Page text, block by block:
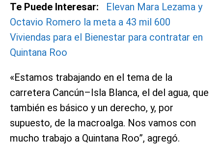
Te Puede Interesar:
Elevan Mara Lezama y
Octavio Romero la meta a 43 mil 600
Viviendas para el Bienestar para contratar en
Quintana Roo
«Estamos trabajando en el tema de la
carretera Cancún–Isla Blanca, el del agua, que
también es básico y un derecho, y, por
supuesto, de la macroalga. Nos vamos con
mucho trabajo a Quintana Roo”, agregó.